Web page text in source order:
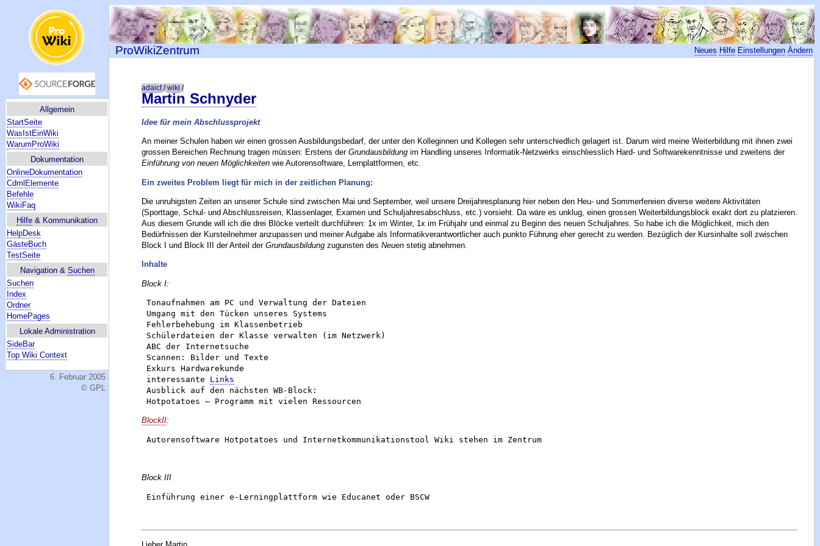
Allgemein
StartSeite
WasIstEinWiki
WarumProWiki
Dokumentation
OnlineDokumentation
CdmlElemente
Befehle
WikiFaq
Hilfe & Kommunikation
HelpDesk
GästeBuch
TestSeite
Navigation & Suchen
Suchen
Index
Ordner
HomePages
Lokale Administration
SideBar
Top Wiki Context
6. Februar 2005
© GPL
ProWikiZentrum Neues Hilfe Einstellungen Ändern
adaict/wiki /
Martin Schnyder
Idee für mein Abschlussprojekt
An meiner Schulen haben wir einen grossen Ausbildungsbedarf, der unter den Kolleginnen und Kollegen sehr unterschiedlich gelagert ist. Darum wird meine Weiterbildung mit ihnen zwei
grossen Bereichen Rechnung tragen müssen: Erstens derGrundausbildung im Handling unseres Informatik-Netzwerks einschliesslich Hard- und Softwarekenntnisse und zweitens der
Einführung von neuen Möglichkeiten wie Autorensoftware, Lernplattformen, etc.
Ein zweites Problem liegt für mich in der zeitlichen Planung:
Die unruhigsten Zeiten an unserer Schule sind zwischen Mai und September, weil unsere Dreijahresplanung hier neben den Heu- und Sommerfereien diverse weitere Aktivitäten
(Sporttage, Schul- und Abschlussreisen, Klassenlager, Examen und Schuljahresabschluss, etc.) vorsieht. Da wäre es unklug, einen grossen Weiterbildungsblock exakt dort zu platzieren.
Aus diesem Grunde will ich die drei Blöcke verteilt durchführen: 1x im Winter, 1x im Frühjahr und einmal zu Beginn des neuen Schuljahres. So habe ich die Möglichkeit, mich den
Bedürfnissen der Kursteilnehmer anzupassen und meiner Aufgabe als Informatikverantwortlicher auch punkto Führung eher gerecht zu werden. Bezüglich der Kursinhalte soll zwischen
Block I und Block III der Anteil derGrundausbildung zugunsten desNeuen stetig abnehmen.
Inhalte
Block I:
Tonaufnahmen am PC und Verwaltung der Dateien
Umgang mit den Tücken unseres Systems
Fehlerbehebung im Klassenbetrieb
Schülerdateien der Klasse verwalten (im Netzwerk)
ABC der Internetsuche
Scannen: Bilder und Texte
Exkurs Hardwarekunde
interessante Links
Ausblick auf den nächsten WB-Block:
BlockII:
Block III